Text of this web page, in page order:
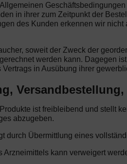
in ihrer zum Zeitpunkt der
des Kunden erkennen wir
soweit der Zweck der
werden kann. Dagegen
Vertrags in Ausübung ihrer
Versandbestellung,
ist freibleibend und stellt
abzugeben.
durch Übermittlung eines
Arzneimittels kann verweigert